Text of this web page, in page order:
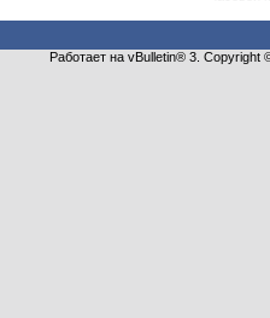
Работает на vBulletin® 3.